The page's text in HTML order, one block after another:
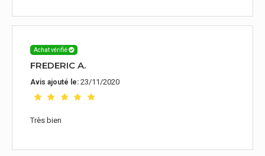
Achat vérifié
FREDERIC A.
Avis ajouté le: 23/11/2020
Très bien